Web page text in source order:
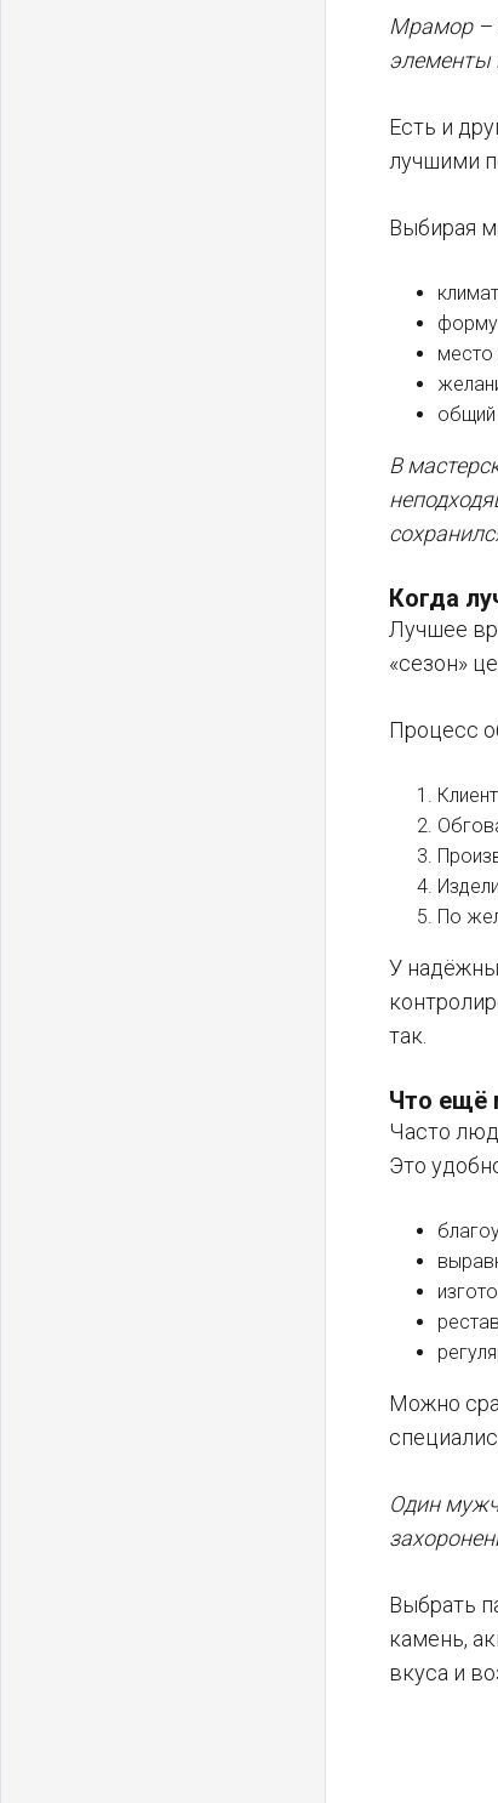
Мрамор –
элементы
Есть и
лучшими
Выбирая
форму
место
общий
В
Когда
Лучшее
«сезон»
Процесс
По
У
так.
Что ещё
Часто
Это
Можно
Один
Выбрать
камень,
вкуса и